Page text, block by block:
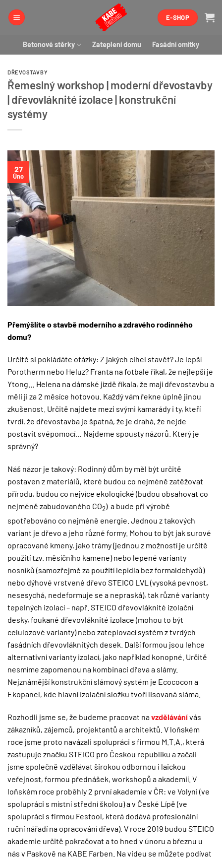
E-SHOP
Betonové stěrky Zateplení domu Fasádní omítky
DŘEVOSTAVBY
Řemeslný workshop | moderní dřevostavby
| dřevovláknité izolace | konstrukční
systémy
27
Úno
Přemýšlíte o stavbě moderního a zdravého rodinného
domu?
Určitě si pokládáte otázky: Z jakých cihel stavět? Je lepší
Porotherm nebo Heluz? Franta na fotbale říkal, že nejlepší je
Ytong… Helena na dámské jízdě říkala, že mají dřevostavbu a
měli ji za 2 měsíce hotovou. Každý vám řekne úplně jinou
zkušenost. Určitě najdete mezi svými kamarády i ty, kteří
tvrdí, že dřevostavba je špatná, že je drahá, že nejde
postavit svépomocí… Najdeme spousty názorů. Který je
správný?
Náš názor je takový: Rodinný dům by měl být určitě
postaven z materiálů, které budou co nejméně zatěžovat
přírodu, budou co nejvíce ekologické (budou obsahovat co
nejméně zabudovaného CO2) a bude při výrobě
spotřebováno co nejméně energie. Jednou z takových
variant je dřevo a jeho různé formy. Mohou to být jak surové
opracované kmeny, jako trámy (jednou z možností je určitě
použití tzv. měsíčního kamene) nebo lepené varianty
nosníků (samozřejmě za použití lepidla bez formaldehydů)
nebo dýhové vrstvené dřevo STEICO LVL (vysoká pevnost,
nesesychá, nedeformuje se a nepraská), tak různé varianty
tepelných izolací – např. STEICO dřevovláknité izolační
desky, foukané dřevovláknité izolace (mohou to být
celulozové varianty) nebo zateplovací systém z tvrdých
fasádních dřevovláknitých desek. Další formou jsou lehce
alternativní varianty izolací, jako například konopné. Určitě
nesmíme zapomenou na kombinaci dřeva a slámy.
Nejznámější konstrukční slámový systém je Ecococon a
Ekopanel, kde hlavní izolační složku tvoří lisovaná sláma.
Rozhodli jsme se, že budeme pracovat navzdělávánívás
zákazníků, zájemců, projektantů a architektů. V loňském
roce jsme proto navázali spolupráci s firmou M.T.A. , která
zastupuje značku STEICO pro Českou republiku a začali
jsme společně vzdělávat širokou odbornou i laickou
veřejnost, formou přednášek, workshopů a akademií. V
loňském roce proběhly 2 první akademie v ČR: ve Volyni (ve
spolupráci s místní střední školou) a v České Lípě (ve
spolupráci s firmou Festool, která dodává profesionální
ruční nářadí na opracování dřeva). V roce 2019 budou STEICO
akademie určitě pokračovat a to hned v únoru a březnu u
nás v Paskově na KABE Farben. Na videu se můžete podívat